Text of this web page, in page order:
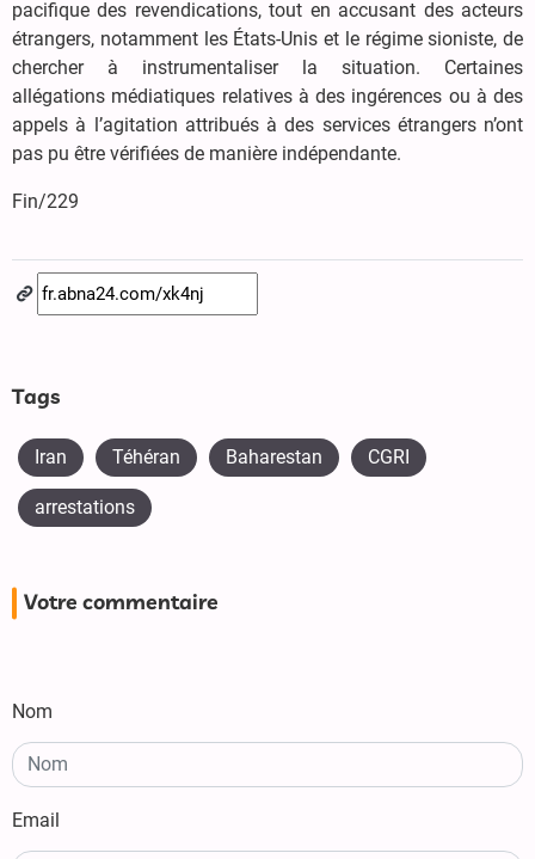
pacifique des revendications, tout en accusant des acteurs
étrangers, notamment les États-Unis et le régime sioniste, de
chercher à instrumentaliser la situation. Certaines
allégations médiatiques relatives à des ingérences ou à des
appels à l’agitation attribués à des services étrangers n’ont
pas pu être vérifiées de manière indépendante.
Fin/229
Tags
Iran Téhéran Baharestan CGRI
arrestations
Votre commentaire
Nom
Email